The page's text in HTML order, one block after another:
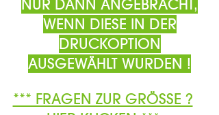
NUR DANN ANGEBRACHT,
WENN DIESE IN DER
DRUCKOPTION
AUSGEWÄHLT WURDEN !
*** FRAGEN ZUR GRÖSSE ?